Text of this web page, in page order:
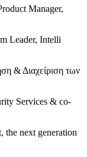
Manager,
Leader, Intelli
& Διαχείριση των
Services & co-
the next generation